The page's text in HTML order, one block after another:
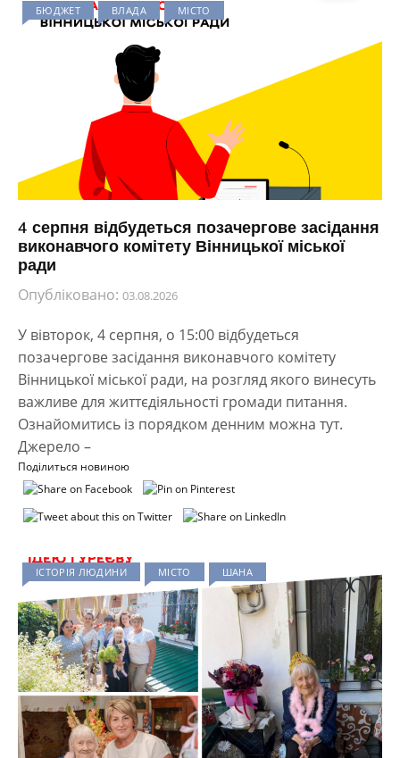
БЮДЖЕТ ВЛАДА МІСТО
4 серпня відбудеться позачергове засідання
виконавчого комітету Вінницької міської
ради
Опубліковано: 03.08.2026
У вівторок, 4 серпня, о 15:00 відбудеться
позачергове засідання виконавчого комітету
Вінницької міської ради, на розгляд якого винесуть
важливе для життєдіяльності громади питання.
Ознайомитись із порядком денним можна тут.
Джерело –
Поділиться новиною
ІСТОРІЯ ЛЮДИНИ МІСТО ШАНА